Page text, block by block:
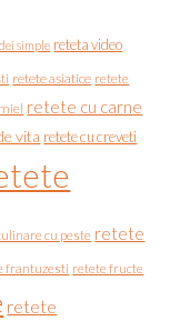
simple reteta video
retete asiatice retete
retete cu carne
vita retete cu creveti
cu peste retete
frantuzesti retete fructe
retete